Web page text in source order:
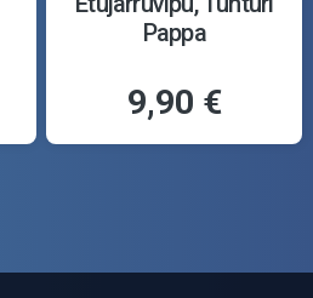
Pappa
9,90 €